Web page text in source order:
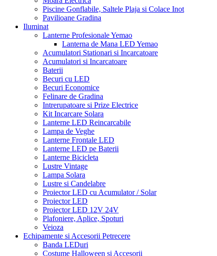
Piscine Gonflabile, Saltele Plaja si Colace Inot
Pavilioane Gradina
Iluminat
Lanterne Profesionale Yemao
Lanterna de Mana LED Yemao
Acumulatori Stationari si Incarcatoare
Acumulatori si Incarcatoare
Baterii
Becuri cu LED
Becuri Economice
Felinare de Gradina
Intrerupatoare si Prize Electrice
Kit Incarcare Solara
Lanterne LED Reincarcabile
Lampa de Veghe
Lanterne Frontale LED
Lanterne LED pe Baterii
Lanterne Bicicleta
Lustre Vintage
Lampa Solara
Lustre si Candelabre
Proiector LED cu Acumulator / Solar
Proiector LED
Proiector LED 12V 24V
Plafoniere, Aplice, Spoturi
Veioza
Echipamente si Accesorii Petrecere
Banda LEDuri
Costume Halloween si Accesorii